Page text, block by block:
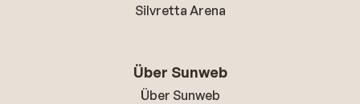
Silvretta Arena
Über Sunweb
Über Sunweb